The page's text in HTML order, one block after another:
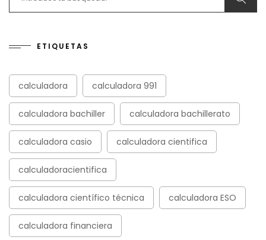
ETIQUETAS
calculadora calculadora 991
calculadora bachiller calculadora bachillerato
calculadora casio calculadora cientifica
calculadoracientifica
calculadora científico técnica calculadora ESO
calculadora financiera